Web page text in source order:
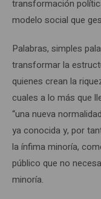
transformación
modelo social que
Palabras, simples
transformar la
quienes crean la
cuales a lo más que
“una nueva
ya conocida y, por
la ínfima minoría,
público que no
minoría.